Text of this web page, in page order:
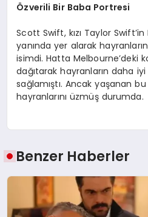
Özverili Bir Baba Portresi
Scott Swift, kızı Taylor
yanında yer alarak
isimdi. Hatta Melbourne’deki
dağıtarak hayranların daha
sağlamıştı. Ancak yaşanan
hayranlarını üzmüş durumda.
Benzer Haberler